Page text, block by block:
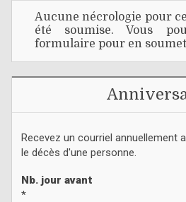
Aucune nécrologie pour
été soumise. Vous
formulaire pour en
Recevez un courriel annuellement
le décès d'une personne.
Nb. jour avant
*